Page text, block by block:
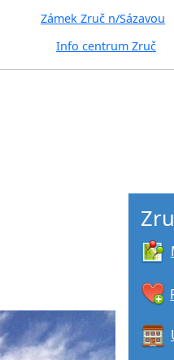
Zámek Zruč n/Sázavou
Info centrum Zruč